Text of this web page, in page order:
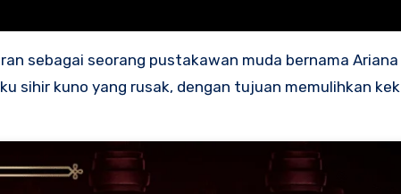
sebagai seorang pustakawan muda bernama
sihir kuno yang rusak, dengan tujuan memulihkan